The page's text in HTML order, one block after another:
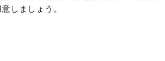
しましょう。